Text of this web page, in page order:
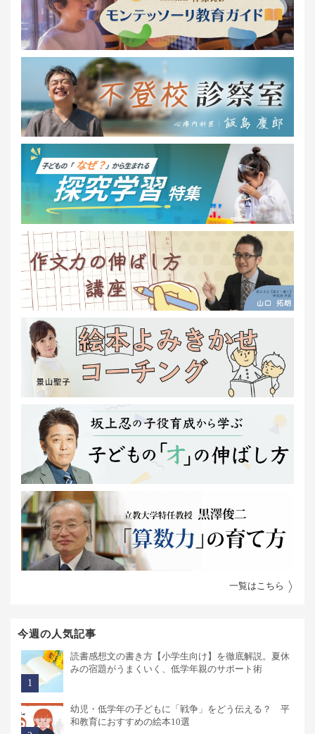
一覧はこちら
今週の人気記事
読書感想文の書き方【小学生向け】を徹底解説。夏休
みの宿題がうまくいく、低学年親のサポート術
幼児・低学年の子どもに「戦争」をどう伝える？ 平
和教育におすすめの絵本10選